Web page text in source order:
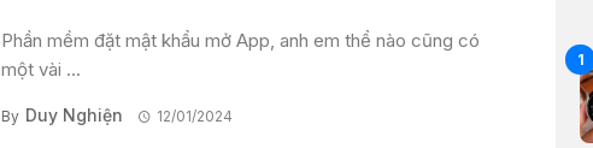
Phần mềm đặt mật khẩu mở App, anh em thể nào cũng có
một vài ...
By Duy Nghiện 12/01/2024